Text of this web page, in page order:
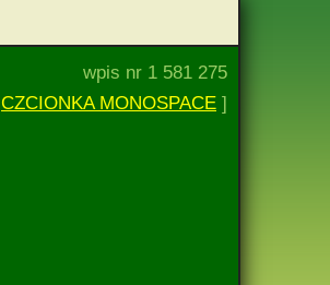
wpis nr 1 581 275
CZCIONKA MONOSPACE ]